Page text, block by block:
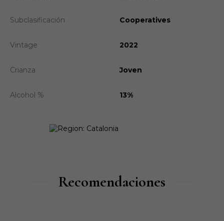
Subclasificación Cooperatives
Vintage 2022
Crianza Joven
Alcohol % 13%
Recomendaciones